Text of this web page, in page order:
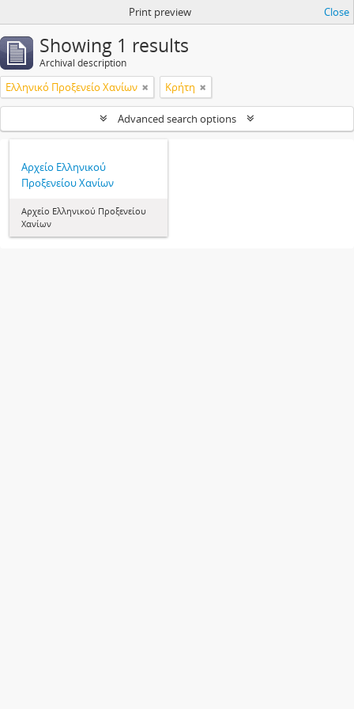
Print preview Close
Showing 1 results
Archival description
Ελληνικό Προξενείο Χανίων Κρήτη
Advanced search options
Αρχείο Ελληνικού
Προξενείου Χανίων
Αρχείο Ελληνικού Προξενείου
Χανίων